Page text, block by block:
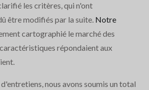
les critères, qui n'ont
être modifiés par la suite. Notre
cartographié le marché des
répondaient aux
nous avons soumis un total